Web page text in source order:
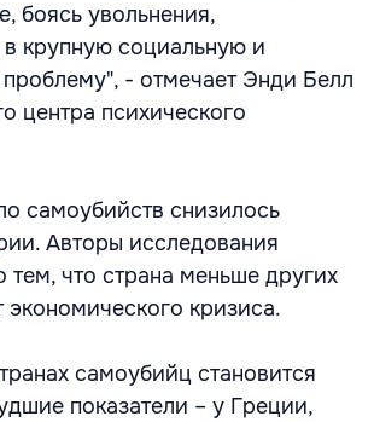
боясь увольнения,
в крупную социальную и
- отмечает Энди Белл
центра психического
самоубийств снизилось
Авторы исследования
тем, что страна меньше других
экономического кризиса.
самоубийц становится
показатели – у Греции,